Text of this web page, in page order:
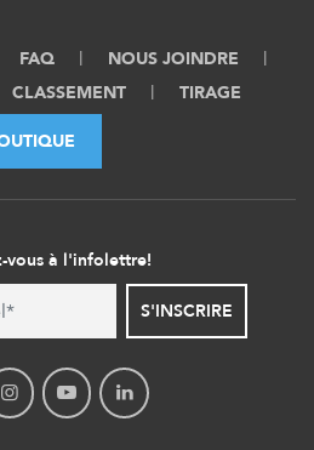
FAQ
NOUS JOINDRE
CLASSEMENT TIRAGE
vous à l'infolettre!
S'INSCRIRE